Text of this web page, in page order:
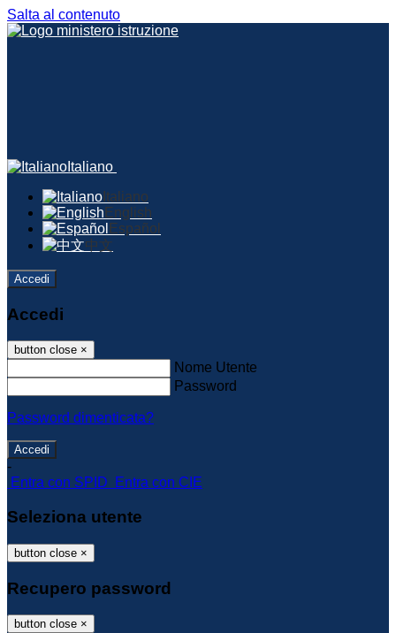
Salta al contenuto
Italiano
Italiano
English
Español
中文
Accedi
Accedi
button close ×
Nome Utente
Password
Password dimenticata?
-
Entra con SPID
Entra con CIE
Seleziona utente
button close ×
Recupero password
button close ×